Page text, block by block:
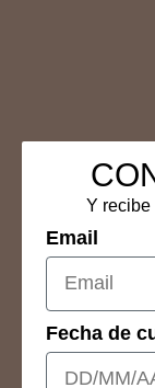
Y recibe
Email
Fecha de